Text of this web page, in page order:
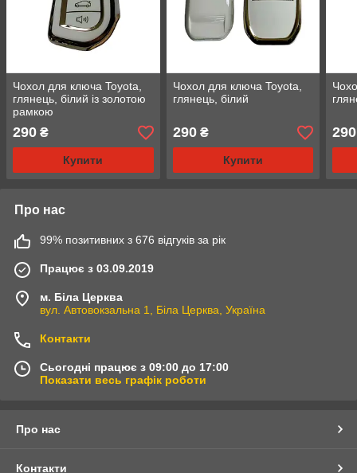
Чохол для ключа Toyota,
глянець, білий із золотою
рамкою
290 ₴
Купити
Чохол для ключа Toyota,
глянець, білий
290₴
Купити
290
Про нас
99% позитивних з 676 відгуків за рік
Працює з 03.09.2019
м. Біла Церква
вул. Автовокзальна 1, Біла Церква, Україна
Контакти
Сьогодні працює з 09:00 до 17:00
Показати весь графік роботи
Про нас
Контакти